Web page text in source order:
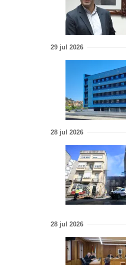
29 jul 2026
28 jul 2026
28 jul 2026